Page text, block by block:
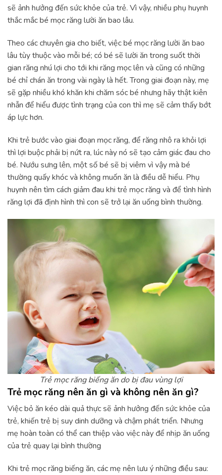
sẽ ảnh hưởng đến sức khỏe của trẻ. Vì vậy, nhiều phụ huynh
thắc mắc bé mọc răng lười ăn bao lâu.
Theo các chuyên gia cho biết, việc bé mọc răng lười ăn bao
lâu tùy thuộc vào mỗi bé; có bé sẽ lười ăn trong suốt thời
gian răng nhú lợi cho tới khi răng mọc lên và cũng có những
bé chỉ chán ăn trong vài ngày là hết. Trong giai đoạn này, mẹ
sẽ gặp nhiều khó khăn khi chăm sóc bé nhưng hãy thật kiên
nhẫn để hiểu được tình trạng của con thì mẹ sẽ cảm thấy bớt
áp lực hơn.
Khi trẻ bước vào giai đoạn mọc răng, để răng nhô ra khỏi lợi
thì lợi buộc phải bị nứt ra, lúc này nó sẽ tạo cảm giác đau cho
bé. Nướu sưng lên, một số bé sẽ bị viêm vì vậy mà bé
thường quấy khóc và không muốn ăn là điều dễ hiểu. Phụ
huynh nên tìm cách giảm đau khi trẻ mọc răng và để tình hình
răng lợi đã định hình thì con sẽ trở lại ăn uống bình thường.
Trẻ mọc răng biếng ăn do bị đau vùng lợi
Trẻ mọc răng nên ăn gì và không nên ăn gì?
Việc bỏ ăn kéo dài quả thực sẽ ảnh hưởng đến sức khỏe của
trẻ, khiến trẻ bị suy dinh dưỡng và chậm phát triển. Nhưng
mẹ hoàn toàn có thể can thiệp vào việc này để nhịp ăn uống
của trẻ quay lại bình thường
Khi trẻ mọc răng biếng ăn, các mẹ nên lưu ý những điều sau: